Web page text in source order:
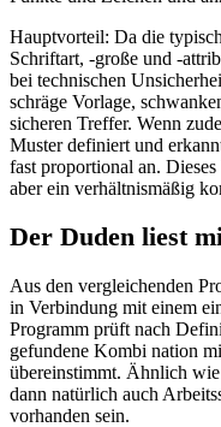
Hauptvorteil: Da die
Schriftart, -große und -
bei technischen
schräge Vorlage,
sicheren Treffer. Wenn
Muster definiert und
fast proportional an.
aber ein verhältnismäßig
Der Duden liest
Aus den vergleichenden
in Verbindung mit einem
Programm prüft nach
gefundene Kombi nation
übereinstimmt. Ähnlich
dann natürlich auch
vorhanden sein.